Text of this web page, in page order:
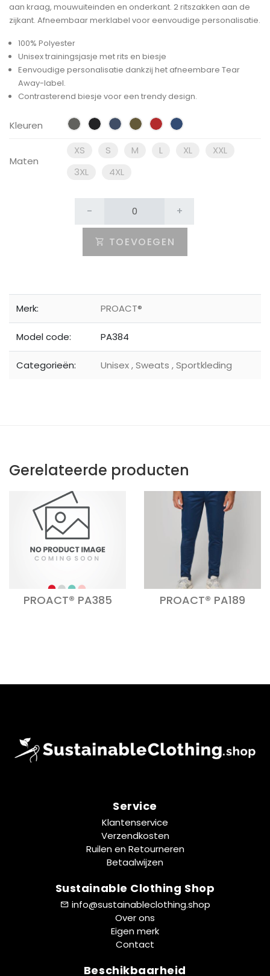
aan kraag, mouwuiteinden en onderkant. 2 ritszakken aan de
zijkant. Afneembaar merklabel voor eenvoudige personalisatie.
100% Polyester
Unisex trainingsjasje met rits en biesje
Eenvoudige personalisatie dankzij het afneembare Tear
Away-label.
Contrasterend biesje voor een trendy design.
Kleuren
Maten
XS S M L XL
XXL
3XL
4XL
- +
TOEVOEGEN
Merk: PROACT®
Model code: PA384
Categorieën: Unisex,Sweats ,Sportkleding
Gerelateerde producten
PROACT® PA385 PROACT® PA189
Service
Klantenservice
Verzendkosten
Ruilen en Retourneren
Betaalwijzen
Sustainable Clothing Shop
info@sustainableclothing.shop
Over ons
Eigen merk
Contact
Beschikbaarheid